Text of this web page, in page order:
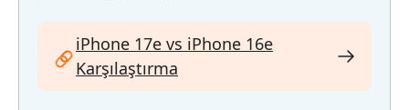
iPhone 17e vs iPhone 16e
Karşılaştırma